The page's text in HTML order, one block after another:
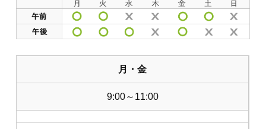
月・金
9:00～11:00